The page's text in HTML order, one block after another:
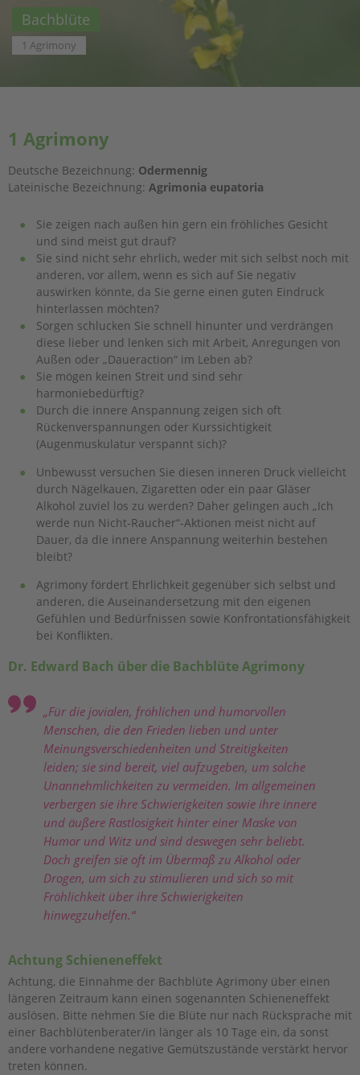
Bachblüte
1 Agrimony
1 Agrimony
Deutsche Bezeichnung: Odermennig
Lateinische Bezeichnung: Agrimonia eupatoria
Sie zeigen nach außen hin gern ein fröhliches Gesicht
und sind meist gut drauf?
Sie sind nicht sehr ehrlich, weder mit sich selbst noch mit
anderen, vor allem, wenn es sich auf Sie negativ
auswirken könnte, da Sie gerne einen guten Eindruck
hinterlassen möchten?
Sorgen schlucken Sie schnell hinunter und verdrängen
diese lieber und lenken sich mit Arbeit, Anregungen von
Außen oder „Daueraction“ im Leben ab?
Sie mögen keinen Streit und sind sehr
harmoniebedürftig?
Durch die innere Anspannung zeigen sich oft
Rückenverspannungen oder Kurssichtigkeit
(Augenmuskulatur verspannt sich)?
Unbewusst versuchen Sie diesen inneren Druck vielleicht
durch Nägelkauen, Zigaretten oder ein paar Gläser
Alkohol zuviel los zu werden? Daher gelingen auch „Ich
werde nun Nicht-Raucher“-Aktionen meist nicht auf
Dauer, da die innere Anspannung weiterhin bestehen
bleibt?
Agrimony fördert Ehrlichkeit gegenüber sich selbst und
anderen, die Auseinandersetzung mit den eigenen
Gefühlen und Bedürfnissen sowie Konfrontationsfähigkeit
bei Konflikten.
Dr. Edward Bach über die Bachblüte Agrimony
„Für die jovialen, fröhlichen und humorvollen
Menschen, die den Frieden lieben und unter
Meinungsverschiedenheiten und Streitigkeiten
leiden; sie sind bereit, viel aufzugeben, um solche
Unannehmlichkeiten zu vermeiden. Im allgemeinen
verbergen sie ihre Schwierigkeiten sowie ihre innere
und äußere Rastlosigkeit hinter einer Maske von
Humor und Witz und sind deswegen sehr beliebt.
Doch greifen sie oft im Übermaß zu Alkohol oder
Drogen, um sich zu stimulieren und sich so mit
Fröhlichkeit über ihre Schwierigkeiten
hinwegzuhelfen.“
Achtung Schieneneffekt
Achtung, die Einnahme der Bachblüte Agrimony über einen
längeren Zeitraum kann einen sogenannten Schieneneffekt
auslösen. Bitte nehmen Sie die Blüte nur nach Rücksprache mit
einer Bachblütenberater/in länger als 10 Tage ein, da sonst
andere vorhandene negative Gemütszustände verstärkt hervor
treten können.